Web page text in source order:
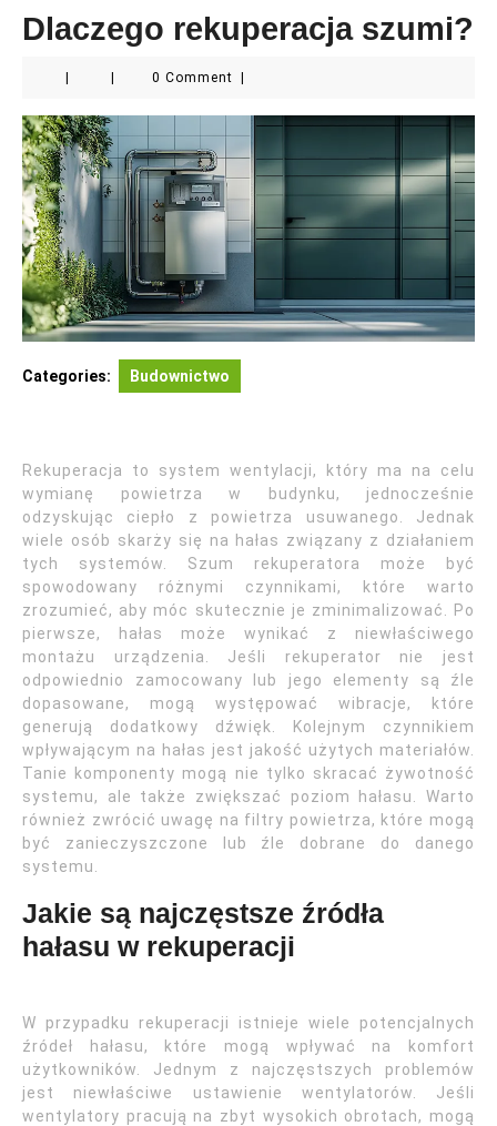
Dlaczego rekuperacja szumi?
0 Comment
Categories: Budownictwo
Rekuperacja to system wentylacji, który ma na celu
wymianę powietrza w budynku, jednocześnie
odzyskując ciepło z powietrza usuwanego. Jednak
wiele osób skarży się na hałas związany z działaniem
tych systemów. Szum rekuperatora może być
spowodowany różnymi czynnikami, które warto
zrozumieć, aby móc skutecznie je zminimalizować. Po
pierwsze, hałas może wynikać z niewłaściwego
montażu urządzenia. Jeśli rekuperator nie jest
odpowiednio zamocowany lub jego elementy są źle
dopasowane, mogą występować wibracje, które
generują dodatkowy dźwięk. Kolejnym czynnikiem
wpływającym na hałas jest jakość użytych materiałów.
Tanie komponenty mogą nie tylko skracać żywotność
systemu, ale także zwiększać poziom hałasu. Warto
również zwrócić uwagę na filtry powietrza, które mogą
być zanieczyszczone lub źle dobrane do danego
systemu.
Jakie są najczęstsze źródła
hałasu w rekuperacji
W przypadku rekuperacji istnieje wiele potencjalnych
źródeł hałasu, które mogą wpływać na komfort
użytkowników. Jednym z najczęstszych problemów
jest niewłaściwe ustawienie wentylatorów. Jeśli
wentylatory pracują na zbyt wysokich obrotach, mogą